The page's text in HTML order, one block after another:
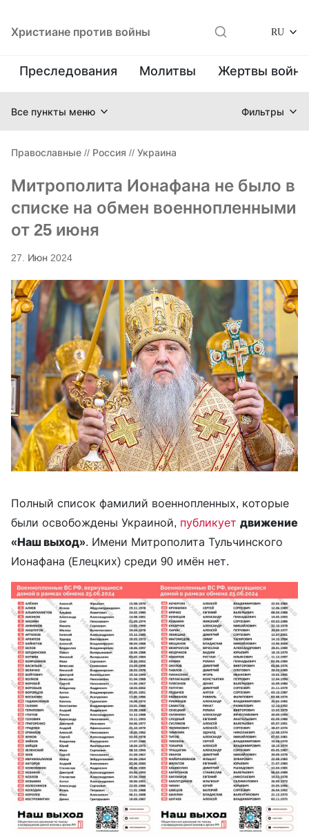
Христиане против войны RU
Преследования Молитвы Жертвы
Все пункты меню Фильтры
Православные // Россия // Украина
Митрополита Ионафана не было в
списке на обмен военнопленными
от 25 июня
27. Июн 2024
Полный список фамилий военнопленных, которые
были освобождены Украиной, публикует движение
«Наш выход». Имени Митрополита Тульчинского
Ионафана (Елецких) среди 90 имён нет.